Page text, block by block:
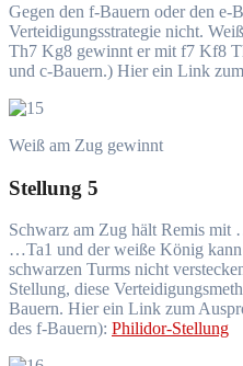
Gegen den f-Bauern oder den e-
Verteidigungsstrategie nicht.
Th7 Kg8 gewinnt er mit f7 Kf8
und c-Bauern.) Hier ein Link
Weiß am Zug gewinnt
Stellung 5
Schwarz am Zug hält Remis mit
…Ta1 und der weiße König kann
schwarzen Turms nicht
Stellung, diese
Bauern. Hier ein Link zum
des f-Bauern): Philidor-Stellung